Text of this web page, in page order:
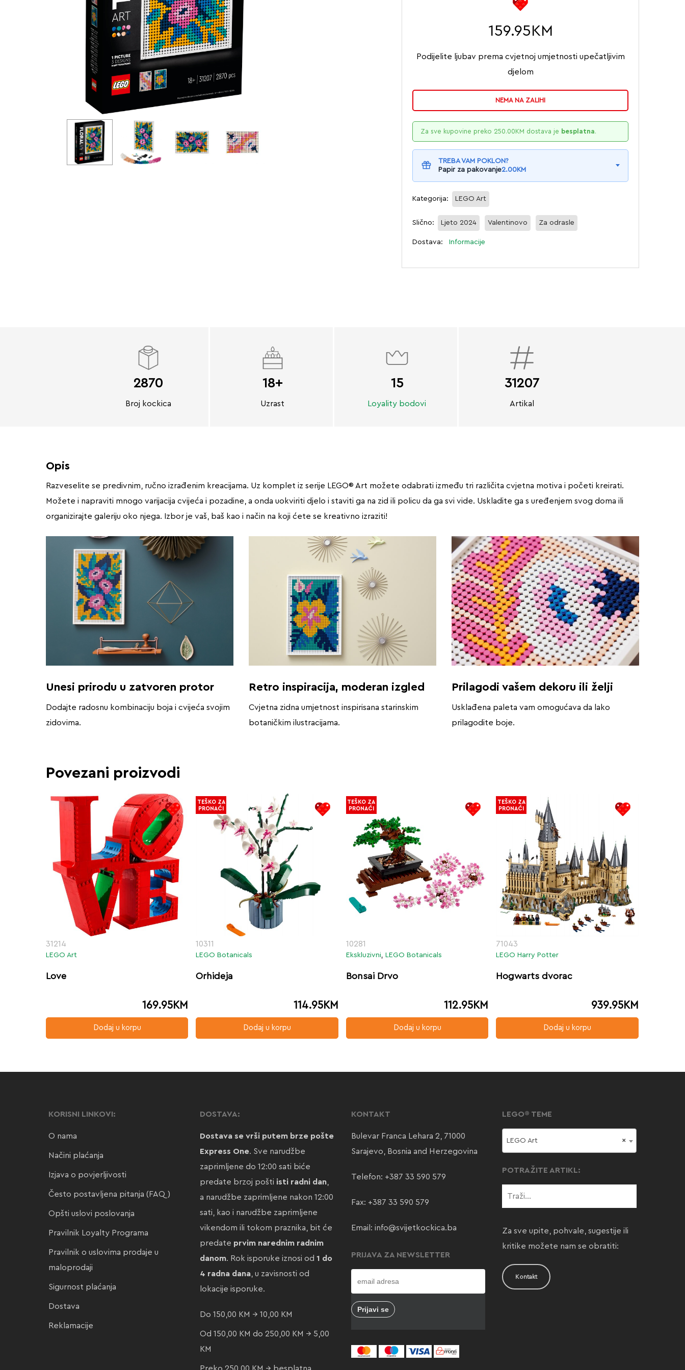
159.95 KM
Podijelite ljubav prema cvjetnoj umjetnosti upečatljivim
djelom
NEMA NA ZALIHI
Za sve kupovine preko 250.00KM dostava je besplatna.
TREBA VAM POKLON?
Papir za pakovanje2.00KM
Kategorija: LEGO Art
Slično: Ljeto 2024 Valentinovo Za odrasle
Dostava: Informacije
2870
Broj kockica
18+
Uzrast
15
Loyality bodovi
31207
Artikal
Opis
Razveselite se predivnim, ručno izrađenim kreacijama. Uz komplet iz serije LEGO® Art možete odabrati između tri različita cvjetna motiva i početi kreirati.
Možete i napraviti mnogo varijacija cvijeća i pozadine, a onda uokviriti djelo i staviti ga na zid ili policu da ga svi vide. Uskladite ga s uređenjem svog doma ili
organizirajte galeriju oko njega. Izbor je vaš, baš kao i način na koji ćete se kreativno izraziti!
Unesi prirodu u zatvoren protor
Dodajte radosnu kombinaciju boja i cvijeća svojim
zidovima.
Retro inspiracija, moderan izgled
Cvjetna zidna umjetnost inspirisana starinskim
botaničkim ilustracijama.
Prilagodi vašem dekoru ili želji
Usklađena paleta vam omogućava da lako
prilagodite boje.
Povezani proizvodi
31214
LEGO Art
Love
169.95KM
Dodaj u korpu
10311
LEGO Botanicals
Orhideja
114.95KM
Dodaj u korpu
TEŠKO ZA
PRONAĆI
10281
Ekskluzivni LEGO Botanicals
Bonsai Drvo
112.95KM
Dodaj u korpu
TEŠKO ZA
PRONAĆI
71043
LEGO Harry Potter
Hogwarts dvorac
939.95KM
Dodaj u korpu
TEŠKO ZA
PRONAĆI
KORISNI LINKOVI:
O nama
Načini plaćanja
Izjava o povjerljivosti
Često postavljena pitanja (FAQ)
Opšti uslovi poslovanja
Pravilnik Loyalty Programa
Pravilnik o uslovima prodaje u
maloprodaji
Sigurnost plaćanja
Dostava
Reklamacije
DOSTAVA:
Dostava se vrši putem brze pošte
Express One. Sve narudžbe
zaprimljene do 12:00 sati biće
predate brzoj pošti isti radni dan,
a narudžbe zaprimljene nakon 12:00
sati, kao i narudžbe zaprimljene
vikendom ili tokom praznika, bit će
predate prvim narednim radnim
danom. Rok isporuke iznosi od 1 do
4 radna dana, u zavisnosti od
lokacije isporuke.
Do 150,00 KM → 10,00 KM
Od 150,00 KM do 250,00 KM → 5,00
KM
KONTAKT
Bulevar Franca Lehara 2, 71000
Sarajevo, Bosnia and Herzegovina
Telefon: +387 33 590 579
Fax: +387 33 590 579
Email: info@svijetkockica.ba
PRIJAVA ZA NEWSLETTER
LEGO® TEME
×
LEGO Art
POTRAŽITE ARTIKL:
Za sve upite, pohvale, sugestije ili
kritike možete nam se obratiti:
Kontakt